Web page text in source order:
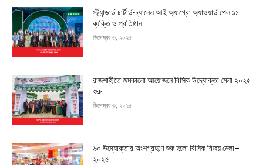
স্ট্যান্ডার্ড চার্টার্ড-চ্যানেল আই অ্যাগ্রো অ্যাওয়ার্ড পেল ১১
ব্যক্তি ও প্রতিষ্ঠান
ডিসেম্বর ৩, ২০২৫
রাজশাহীতে জমকালো আয়োজনে বিসিক উদ্যোক্তা মেলা ২০২৫
শুরু
ডিসেম্বর ৩, ২০২৫
৬০ উদ্যোক্তার অংশগ্রহণে শুরু হলো বিসিক বিজয় মেলা–
২০২৫